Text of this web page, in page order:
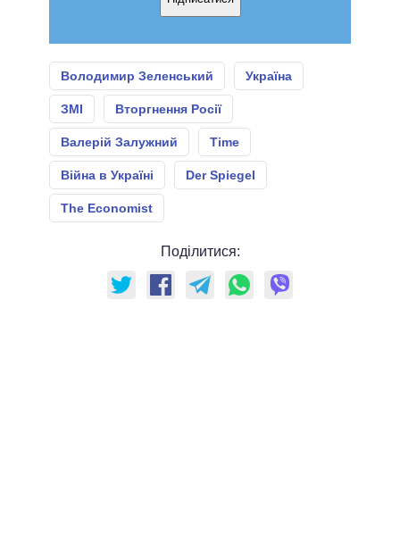
Володимир Зеленський Україна
ЗМІ Вторгнення Росії
Валерій Залужний Time
Війна в Україні Der Spiegel
The Economist
Поділитися: